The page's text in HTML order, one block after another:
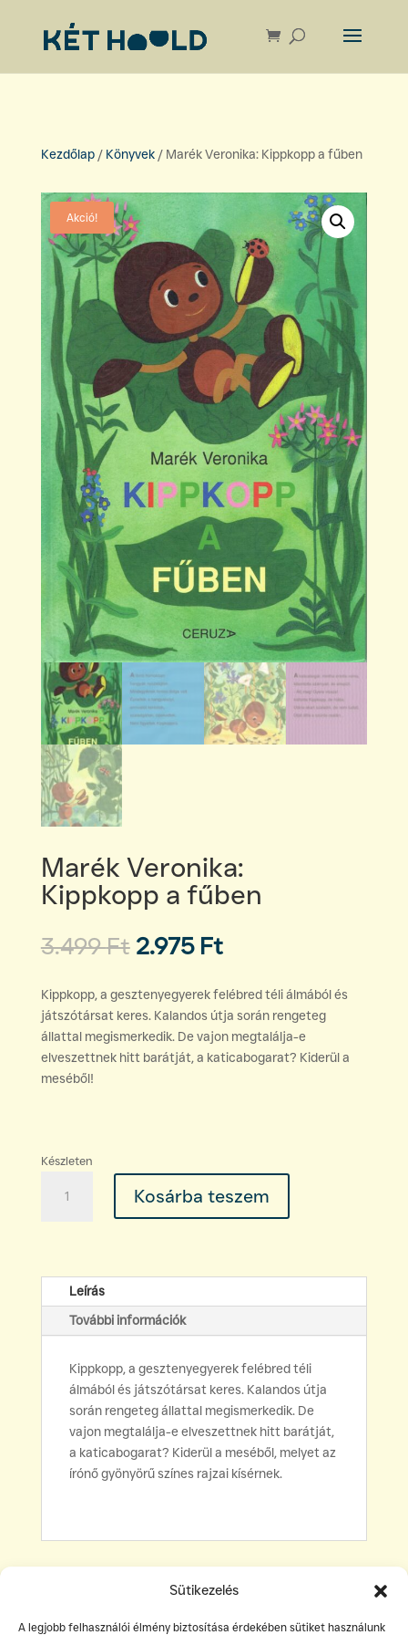
Sütikezelés
A legjobb felhasználói élmény biztosítása érdekében sütiket használunk
Kezdőlap/ Könyvek/ Marék Veronika: Kippkopp a fűben
Akció!
Marék Veronika:
Kippkopp a fűben
3.499Ft Original
was:
3.499 Ft.
2.975 FtCurrent
is:
2.975 Ft.
Kippkopp, a gesztenyegyerek felébred téli álmából és
játszótársat keres. Kalandos útja során rengeteg
állattal megismerkedik. De vajon megtalálja-e
elveszettnek hitt barátját, a katicabogarat? Kiderül a
meséből!
Készleten
Veronika:
mennyiség
Kosárba teszem
Leírás
További információk
Kippkopp, a gesztenyegyerek felébred téli
álmából és játszótársat keres. Kalandos útja
során rengeteg állattal megismerkedik. De
vajon megtalálja-e elveszettnek hitt barátját,
a katicabogarat? Kiderül a meséből, melyet az
írónő gyönyörű színes rajzai kísérnek.